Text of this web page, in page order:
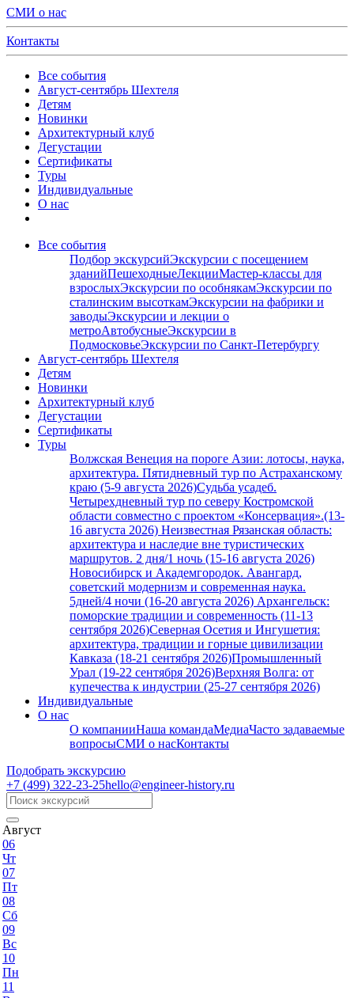
СМИ о нас
Контакты
Все события
Август-сентябрь Шехтеля
Детям
Новинки
Архитектурный клуб
Дегустации
Сертификаты
Туры
Индивидуальные
О нас
Все события
Подбор экскурсийЭкскурсии с посещением
зданийПешеходныеЛекцииМастер-классы для
взрослыхЭкскурсии по особнякамЭкскурсии по
сталинским высоткамЭкскурсии на фабрики и
заводыЭкскурсии и лекции о
метроАвтобусныеЭкскурсии в
ПодмосковьеЭкскурсии по Санкт-Петербургу
Август-сентябрь Шехтеля
Детям
Новинки
Архитектурный клуб
Дегустации
Сертификаты
Туры
Волжская Венеция на пороге Азии: лотосы, наука,
архитектура. Пятидневный тур по Астраханскому
краю (5-9 августа 2026)Судьба усадеб.
Четырехдневный тур по северу Костромской
области совместно с проектом «Консервация».(13-
16 августа 2026) Неизвестная Рязанская область:
архитектура и наследие вне туристических
маршрутов. 2 дня/1 ночь (15-16 августа 2026)
Новосибирск и Академгородок. Авангард,
советский модернизм и современная наука.
5дней/4 ночи (16-20 августа 2026) Архангельск:
поморские традиции и современность (11-13
сентября 2026)Северная Осетия и Ингушетия:
архитектура, традиции и горные цивилизации
Кавказа (18-21 сентября 2026)Промышленный
Урал (19-22 сентября 2026)Верхняя Волга: от
купечества к индустрии (25-27 сентября 2026)
Индивидуальные
О нас
О компанииНаша командаМедиаЧасто задаваемые
вопросыСМИ о насКонтакты
Подобрать экскурсию
+7 (499) 322-23-25hello@engineer-history.ru
Август
06
Чт
07
Пт
08
Сб
09
Вс
10
Пн
11